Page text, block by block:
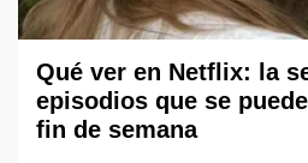
Qué ver en Netflix: la
episodios que se
fin de semana